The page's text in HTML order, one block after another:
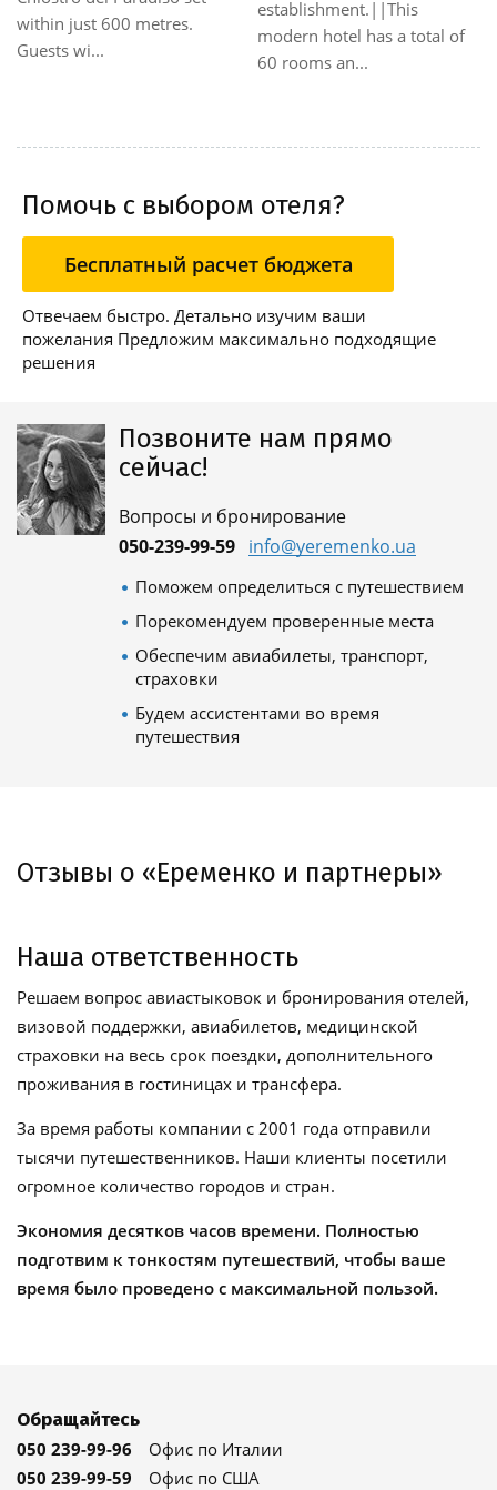
within just 600 metres.
Guests wi...
establishment.||This
modern hotel has a total of
60 rooms an...
Помочь с выбором отеля?
Бесплатный расчет бюджета
Отвечаем быстро. Детально изучим ваши
пожелания Предложим максимально подходящие
решения
Позвоните нам прямо
сейчас!
Вопросы и бронирование
050-239-99-59 info@yeremenko.ua
Поможем определиться с путешествием
Порекомендуем проверенные места
Обеспечим авиабилеты, транспорт,
страховки
Будем ассистентами во время
путешествия
Отзывы о «Еременко и партнеры»
Наша ответственность
Решаем вопрос авиастыковок и бронирования отелей,
визовой поддержки, авиабилетов, медицинской
страховки на весь срок поездки, дополнительного
проживания в гостиницах и трансфера.
За время работы компании с 2001 года отправили
тысячи путешественников. Наши клиенты посетили
огромное количество городов и стран.
Экономия десятков часов времени. Полностью
подготвим к тонкостям путешествий, чтобы ваше
время было проведено с максимальной пользой.
Обращайтесь
050 239-99-96
Офис по Италии
050 239-99-59
Офис по США